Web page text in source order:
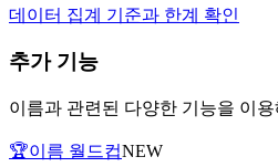
데이터 집계 기준과 한계 확인
추가 기능
이름과 관련된 다양한 기능을 이용
🏆이름 월드컵NEW